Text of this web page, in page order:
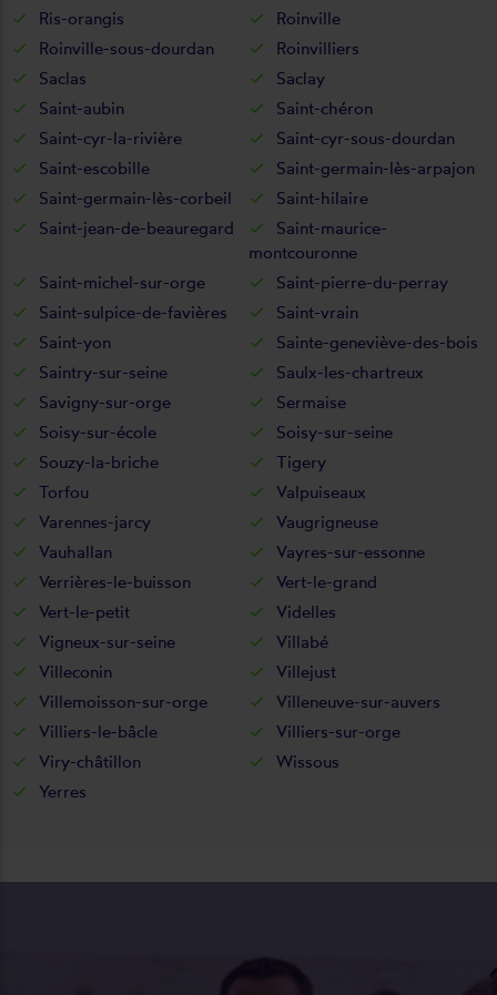
Ris-orangis
Roinville
Roinville-sous-dourdan
Roinvilliers
Saclas
Saclay
Saint-aubin
Saint-chéron
Saint-cyr-la-rivière
Saint-cyr-sous-dourdan
Saint-escobille
Saint-germain-lès-arpajon
Saint-germain-lès-corbeil
Saint-hilaire
Saint-jean-de-beauregard
Saint-maurice-
montcouronne
Saint-michel-sur-orge
Saint-pierre-du-perray
Saint-sulpice-de-favières
Saint-vrain
Saint-yon
Sainte-geneviève-des-bois
Saintry-sur-seine
Saulx-les-chartreux
Savigny-sur-orge
Sermaise
Soisy-sur-école
Soisy-sur-seine
Souzy-la-briche
Tigery
Torfou
Valpuiseaux
Varennes-jarcy
Vaugrigneuse
Vauhallan
Vayres-sur-essonne
Verrières-le-buisson
Vert-le-grand
Vert-le-petit
Videlles
Vigneux-sur-seine
Villabé
Villeconin
Villejust
Villemoisson-sur-orge
Villeneuve-sur-auvers
Villiers-le-bâcle
Villiers-sur-orge
Viry-châtillon
Wissous
Yerres